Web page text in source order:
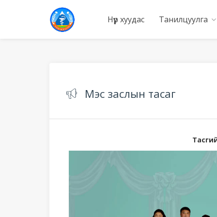
Нүүр хуудас Танилцуулга
Мэс заслын тасаг